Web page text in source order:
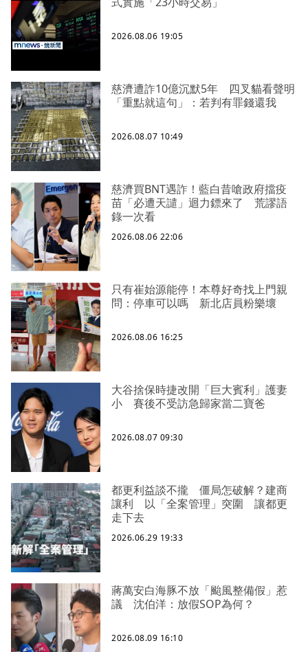
2026.08.06 19:05
慈濟遭詐10億沉默5年 四叉貓看聲明
「重點就這句」：若判有罪錢還我
2026.08.07 10:49
慈濟買BNT遇詐！藍白昔嗆政府擋疫
苗「必遭天譴」迴力鏢來了 荒謬語
錄一次看
2026.08.06 22:06
只有崔始源能停！本尊好奇找上門親
問：停車可以嗎 新北店員粉樂壞
2026.08.06 16:25
大谷捨保時捷改開「巨大賓利」護妻
小 賽後不受訪急歸家當二寶爸
2026.08.07 09:30
都更利益談不攏 僵局怎破解？建商
讓利 以「全案管理」突圍 讓都更
走下去
2026.06.29 19:33
蔣萬安白海豚不放「颱風整備假」惹
議 沈伯洋：放假SOP為何？
2026.08.09 16:10